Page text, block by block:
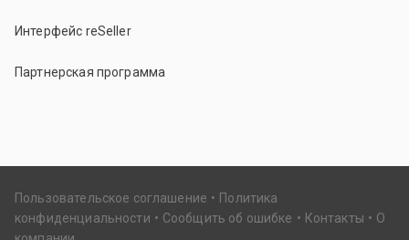
Интерфейс reSeller
Партнерская программа
Пользовательское соглашение
Политика
конфиденциальности
Сообщить об ошибке Контакты
О